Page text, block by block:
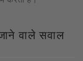
वाले सवाल